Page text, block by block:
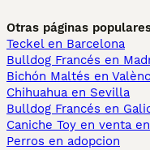
Otras páginas
Teckel en Barcelona
Bulldog Francés en
Bichón Maltés en
Chihuahua en Sevilla
Bulldog Francés en
Caniche Toy en venta
Perros en adopcion